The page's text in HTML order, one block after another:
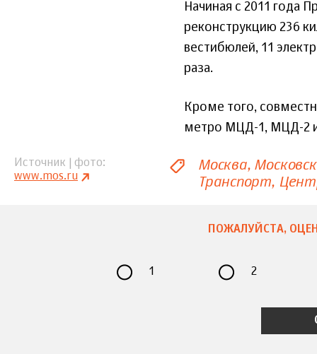
Начиная с 2011 года
реконструкцию 236
вестибюлей, 11
раза.
Кроме того,
метро МЦД-1, МЦД-2 и
Источник | фото
www.mos.ru
Москва
Транспорт
ПОЖАЛУЙСТА,
1 2